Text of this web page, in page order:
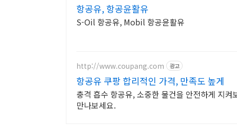
항공유, 항공윤활유
S-Oil 항공유, Mobil 항공윤활유
http://www.coupang.com 광고
항공유 쿠팡 합리적인 가격, 만족도 높게
충격 흡수 항공유, 소중한 물건을 안전하게 지
만나보세요.